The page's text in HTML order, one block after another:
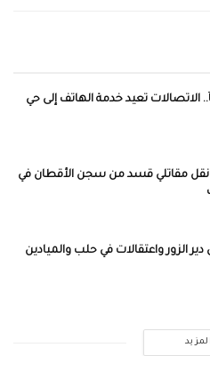
14 عاماً.. الاتصالات تعيد خدمة الهاتف إلى حي
نقل مقاتلي قسد من سجن الأقطان في
الزور واعتقالات في حلب والميادين
المزيد